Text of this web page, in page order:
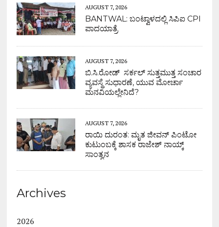
AUGUST 7, 2026
BANTWAL: ಬಂಟ್ವಾಳದಲ್ಲಿ ಸಿಪಿಐ CPI
ಪಾದಯಾತ್ರೆ
AUGUST 7, 2026
ಬಿ.ಸಿ.ರೋಡ್ ಸರ್ಕಲ್ ಸುತ್ತಮುತ್ತ ಸಂಚಾರ
ವ್ಯವಸ್ಥೆ ಸುಧಾರಣೆ, ಯುವ ಮೋರ್ಚಾ
ಮನವಿಯಲ್ಲೇನಿದೆ?
AUGUST 7, 2026
ರಾಯಿ ದುರಂತ: ಮೃತ ಜೀವನ್ ಪಿಂಟೋ
ಕುಟುಂಬಕ್ಕೆ ಶಾಸಕ ರಾಜೇಶ್ ನಾಯ್ಕ್
ಸಾಂತ್ವನ
Archives
2026